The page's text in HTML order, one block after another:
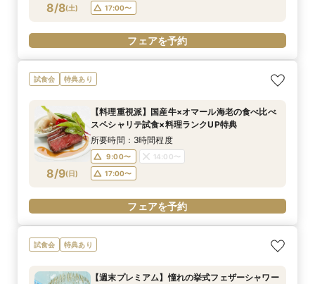
8/8(土)
17:00〜
フェアを予約
試食会 特典あり
8/9(日)
【料理重視派】国産牛×オマール海老の食べ比べ
スペシャリテ試食×料理ランクUP特典
所要時間：3時間程度
9:00〜
14:00〜
17:00〜
フェアを予約
試食会 特典あり
【週末プレミアム】憧れの挙式フェザーシャワー